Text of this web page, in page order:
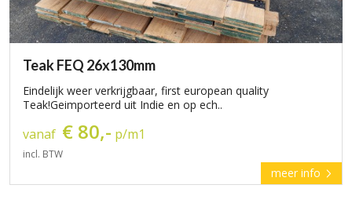
Teak FEQ 26x130mm
Eindelijk weer verkrijgbaar, first european quality
Teak!Geimporteerd uit Indie en op ech..
vanaf € 80,- p/m1
incl. BTW
meer info